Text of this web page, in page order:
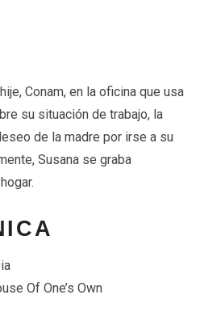
Conam, en la oficina que usa
su situación de trabajo, la
de la madre por irse a su
Susana se graba
Of One’s Own